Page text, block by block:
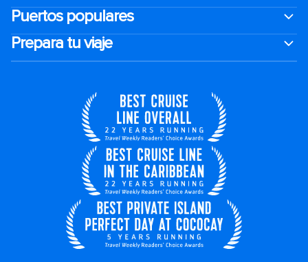
Puertos populares
Prepara tu viaje